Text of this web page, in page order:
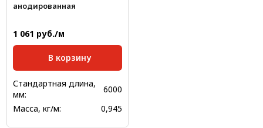
анодированная
1 061 руб./м
В корзину
Стандартная длина,
мм:
6000
Масса, кг/м:
0,945